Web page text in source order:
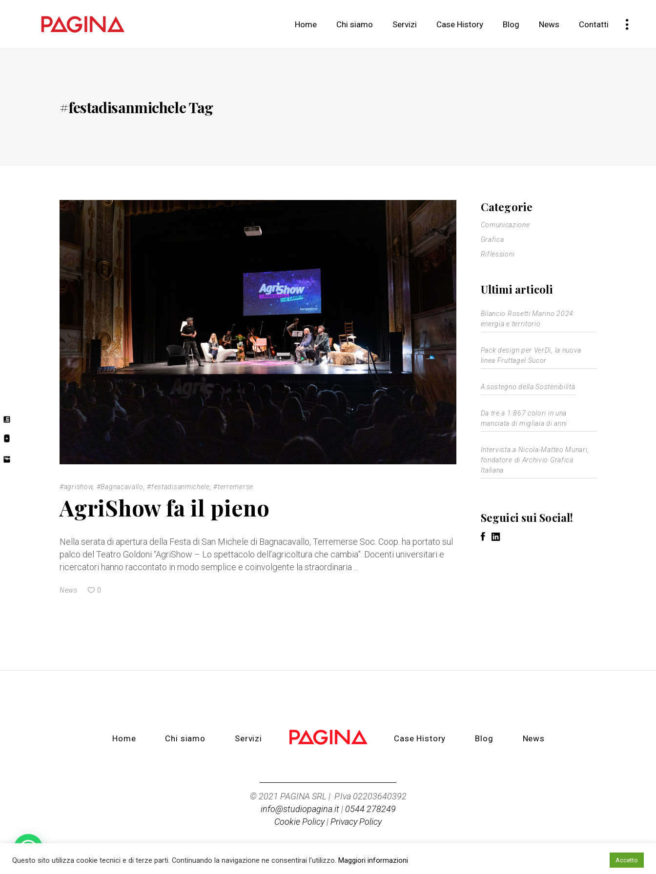
Home Chi siamo Servizi Case History Blog News Contatti
#festadisanmichele Tag
#agrishow, #Bagnacavallo ,#festadisanmichele ,#terremerse
AgriShow fa il pieno
Nella serata di apertura della Festa di San Michele di Bagnacavallo, Terremerse Soc. Coop. ha portato sul
palco del Teatro Goldoni “AgriShow – Lo spettacolo dell’agricoltura che cambia”. Docenti universitari e
ricercatori hanno raccontato in modo semplice e coinvolgente la straordinaria
News 0
Categorie
Comunicazione
Grafica
Riflessioni
Ultimi articoli
Bilancio Rosetti Marino 2024:
energia e territorio
Pack design per VerDì, la nuova
linea Fruttagel Sucor
A sostegno della Sostenibilità
Da tre a 1.867 colori in una
manciata di migliaia di anni
Intervista a Nicola-Matteo Munari,
fondatore di Archivio Grafica
Italiana
Seguici sui Social!
Home Chi siamo Servizi Case History Blog News
© 2021 PAGINA SRL | P.Iva 02203640392
info@studiopagina.it| 0544 278249
Cookie Policy| Privacy Policy
Questo sito utilizza cookie tecnici e di terze parti. Continuando la navigazione ne consentirai l'utilizzo. Maggiori informazioni Accetto